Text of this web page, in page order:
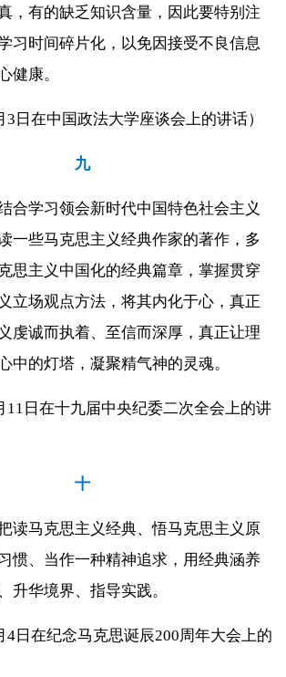
，有的缺乏知识含量，因此要特别注
习时间碎片化，以免因接受不良信息
健康。
3日在中国政法大学座谈会上的讲话）
九
合学习领会新时代中国特色社会主义
一些马克思主义经典作家的著作，多
思主义中国化的经典篇章，掌握贯穿
立场观点方法，将其内化于心，真正
虔诚而执着、至信而深厚，真正让理
中的灯塔，凝聚精气神的灵魂。
11日在十九届中央纪委二次全会上的讲
十
读马克思主义经典、悟马克思主义原
惯、当作一种精神追求，用经典涵养
升华境界、指导实践。
4日在纪念马克思诞辰200周年大会上的